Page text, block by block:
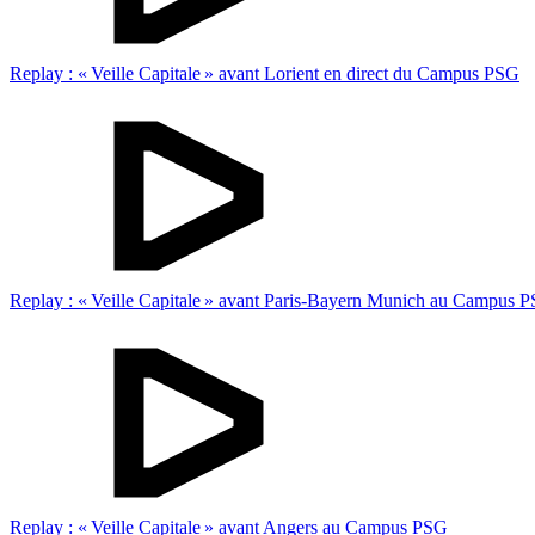
Replay : « Veille Capitale » avant Lorient en direct du Campus PSG
Replay : « Veille Capitale » avant Paris-Bayern Munich au Campus
Replay : « Veille Capitale » avant Angers au Campus PSG